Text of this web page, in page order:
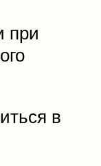
при
в